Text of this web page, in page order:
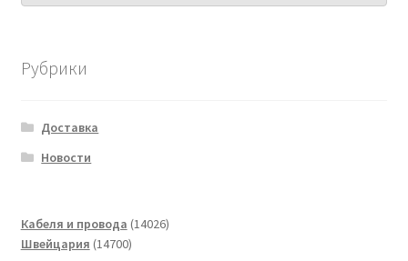
Рубрики
Доставка
Новости
Кабеля и провода 1402614026
Швейцария 1470014700